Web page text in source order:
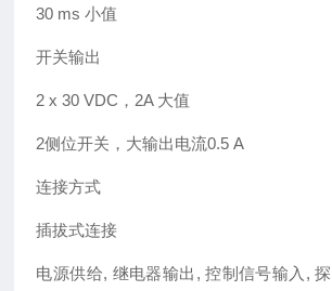
30 ms 小值
开关输出
2 x 30 VDC，2A 大值
2侧位开关，大输出电流0.5 A
连接方式
插拔式连接
电源供给, 继电器输出, 控制信号输入,